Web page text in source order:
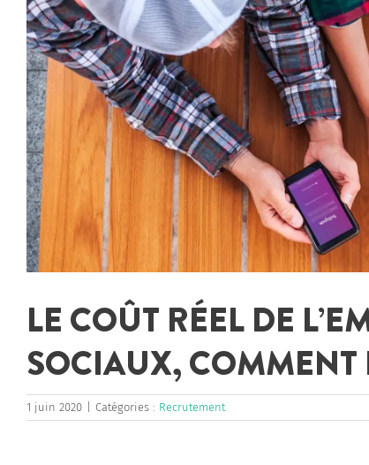
LE COÛT RÉEL DE
SOCIAUX, COMMENT
1 juin 2020 Catégories : Recrutement